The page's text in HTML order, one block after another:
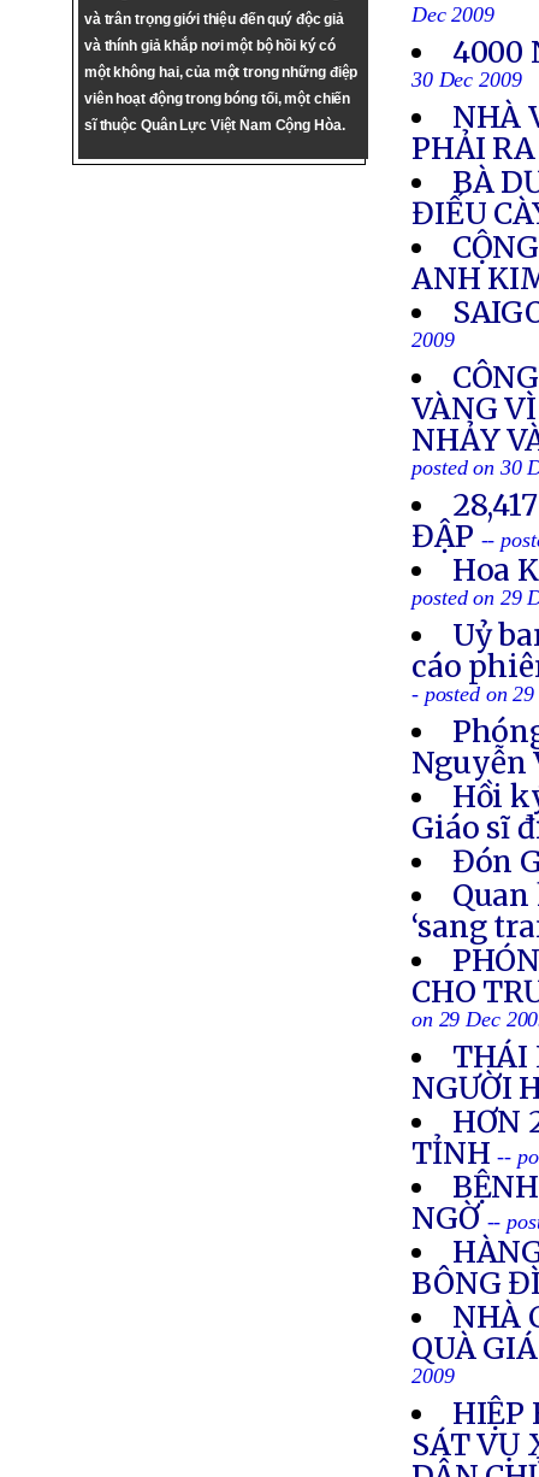
và trân trọng giới thiệu đến quý độc giả
và thính giả khắp nơi một bộ hồi ký có
một không hai, của một trong những điệp
viên hoạt động trong bóng tối, một chiến
sĩ thuộc Quân Lực Việt Nam Cộng Hòa.
Dec 2009
4000
30 Dec 2009
NHÀ
PHẢI
BÀ
ĐIẾU
ANH
2009
VÀNG
NHẢY
posted on 30
ĐẬP --
Hoa
posted on 29
Uỷ
cáo
- posted on
Nguyễn
Hồi
Giáo sĩ
Đón
‘sang
CHO
on 29 Dec
THÁI
NGƯỜI
HƠN
TỈNH --
NGỜ --
BÔNG
NHÀ
QUÀ
2009
HIỆP
SÁT VỤ